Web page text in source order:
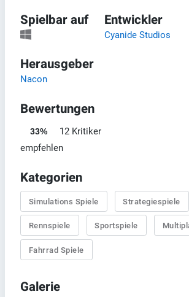
Spielbar auf Entwickler
Cyanide Studios
Herausgeber
Nacon
Bewertungen
33%
12 Kritiker
empfehlen
Kategorien
Simulations Spiele Strategiespiele
Rennspiele Sportspiele
Fahrrad Spiele
Galerie